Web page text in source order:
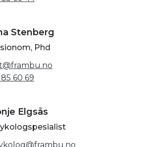
Stenberg
Phd
60 69
Elgsås